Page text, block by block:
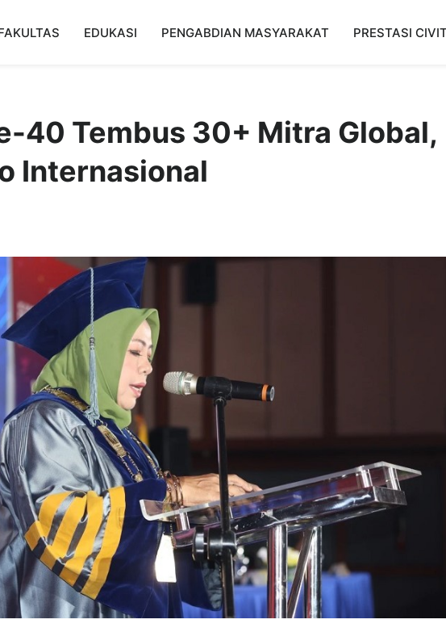
EDUKASI PENGABDIAN MASYARAKAT PRESTASI
40 Tembus 30+ Mitra Global,
Internasional